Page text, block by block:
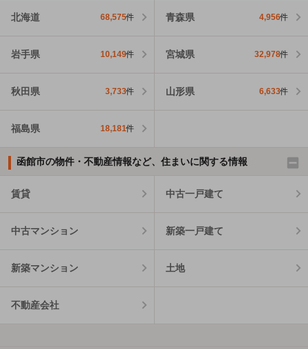
北海道 68,575件 青森県 4,956件
岩手県 10,149件 宮城県 32,978件
秋田県 3,733件 山形県 6,633件
福島県 18,181件
函館市の物件・不動産情報など、住まいに関する情報
賃貸 中古一戸建て
中古マンション 新築一戸建て
新築マンション 土地
不動産会社